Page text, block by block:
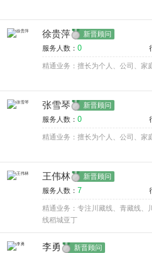
徐贵萍 新晋顾问
服务人数： 0
精通业务：擅长为个人、公司、家
张雪琴 新晋顾问
服务人数： 0
精通业务：擅长为个人、公司、家
王伟林 新晋顾问
服务人数： 7
精通业务：专注川藏线、青藏线、
线稻城亚丁
李勇 新晋顾问